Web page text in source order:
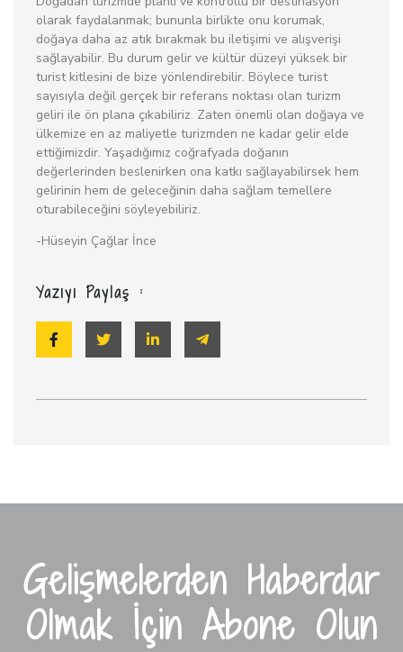
olarak faydalanmak; bununla birlikte onu korumak,
doğaya daha az atık bırakmak bu iletişimi ve alışverişi
sağlayabilir. Bu durum gelir ve kültür düzeyi yüksek bir
turist kitlesini de bize yönlendirebilir. Böylece turist
sayısıyla değil gerçek bir referans noktası olan turizm
geliri ile ön plana çıkabiliriz. Zaten önemli olan doğaya ve
ülkemize en az maliyetle turizmden ne kadar gelir elde
ettiğimizdir. Yaşadığımız coğrafyada doğanın
değerlerinden beslenirken ona katkı sağlayabilirsek hem
gelirinin hem de geleceğinin daha sağlam temellere
oturabileceğini söyleyebiliriz.
-Hüseyin Çağlar İnce
Yazıyı Paylaş :
Gelişmelerden Haberdar
Olmak İçin Abone Olun